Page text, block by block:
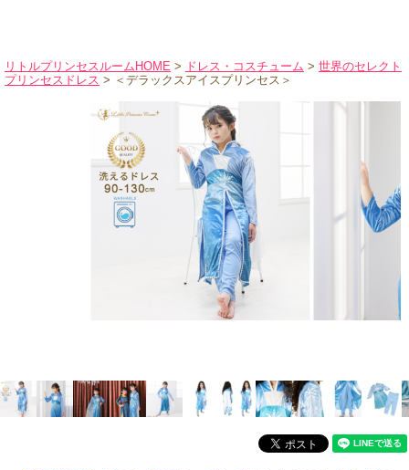
リトルプリンセスルームHOME > ドレス・コスチューム > 世界のセレクト
プリンセスドレス > ＜デラックスアイスプリンセス＞
アウトレット
ショッピングインフォメーション
会社概要
お支払・送料
返品・交換
サイズの測り方
よくあるご質問
レビューを見る
マイページログイン
お問い合わせ